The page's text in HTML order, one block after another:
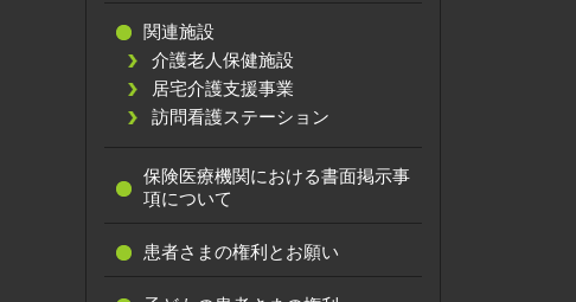
関連施設
介護老人保健施設
居宅介護支援事業
訪問看護ステーション
保険医療機関における書面掲示事
項について
患者さまの権利とお願い